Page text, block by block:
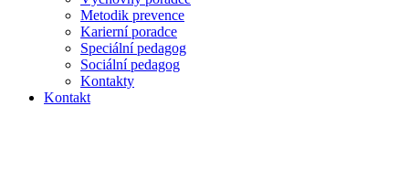
Metodik prevence
Karierní poradce
Speciální pedagog
Sociální pedagog
Kontakty
Kontakt